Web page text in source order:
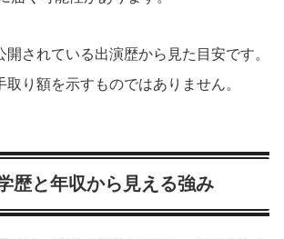
開されている出演歴から見た目安です。
り額を示すものではありません。
歴と年収から見える強み